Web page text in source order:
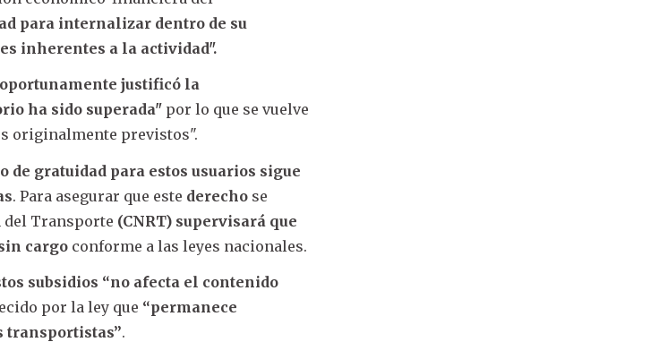
para internalizar dentro de su
inherentes a la actividad".
justificó la
ha sido superada" por lo que se vuelve
originalmente previstos".
de gratuidad para estos usuarios sigue
. Para asegurar que este derecho se
del Transporte (CNRT) supervisará que
cargo conforme a las leyes nacionales.
subsidios “no afecta el contenido
por la ley que “permanece
transportistas”.